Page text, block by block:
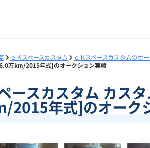
ｅＫスペースカスタム
ｅＫスペースカスタムのオ
万km/2015年式]のオークション実績
ースカスタム カス
2015年式]のオーク